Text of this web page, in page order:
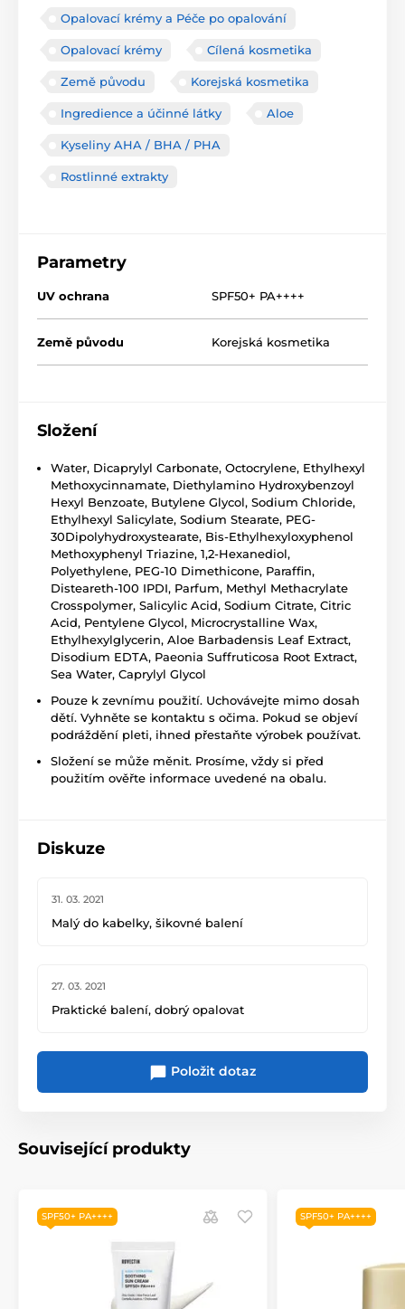
Opalovací krémy a Péče po opalování
Opalovací krémy Cílená kosmetika
Země původu Korejská kosmetika
Ingredience a účinné látky Aloe
Kyseliny AHA / BHA / PHA
Rostlinné extrakty
Parametry
UV ochrana SPF50+ PA++++
Země původu Korejská kosmetika
Složení
Water, Dicaprylyl Carbonate, Octocrylene, Ethylhexyl
Methoxycinnamate, Diethylamino Hydroxybenzoyl
Hexyl Benzoate, Butylene Glycol, Sodium Chloride,
Ethylhexyl Salicylate, Sodium Stearate, PEG-
30Dipolyhydroxystearate, Bis-Ethylhexyloxyphenol
Methoxyphenyl Triazine, 1,2-Hexanediol,
Polyethylene, PEG-10 Dimethicone, Paraffin,
Disteareth-100 IPDI, Parfum, Methyl Methacrylate
Crosspolymer, Salicylic Acid, Sodium Citrate, Citric
Acid, Pentylene Glycol, Microcrystalline Wax,
Ethylhexylglycerin, Aloe Barbadensis Leaf Extract,
Disodium EDTA, Paeonia Suffruticosa Root Extract,
Sea Water, Caprylyl Glycol
Pouze k zevnímu použití. Uchovávejte mimo dosah
dětí. Vyhněte se kontaktu s očima. Pokud se objeví
podráždění pleti, ihned přestaňte výrobek používat.
Složení se může měnit. Prosíme, vždy si před
použitím ověřte informace uvedené na obalu.
Diskuze
31. 03. 2021
Malý do kabelky, šikovné balení
27. 03. 2021
Praktické balení, dobrý opalovat
Položit dotaz
Související produkty
SPF50+ PA++++ SPF50+ PA++++